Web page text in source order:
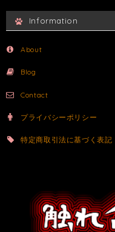
Information
About
Blog
Contact
プライバシーポリシー
特定商取引法に基づく表記